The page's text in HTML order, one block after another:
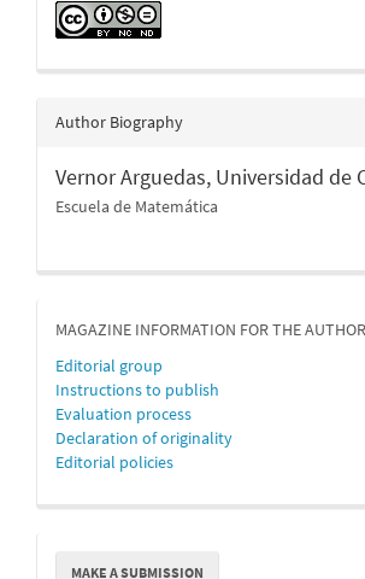
Author Biography
Vernor Arguedas, Universidad de
Escuela de Matemática
MAGAZINE INFORMATION FOR THE
Editorial group
Instructions to publish
Evaluation process
Declaration of originality
Editorial policies
MakeMAKE A SUBMISSION